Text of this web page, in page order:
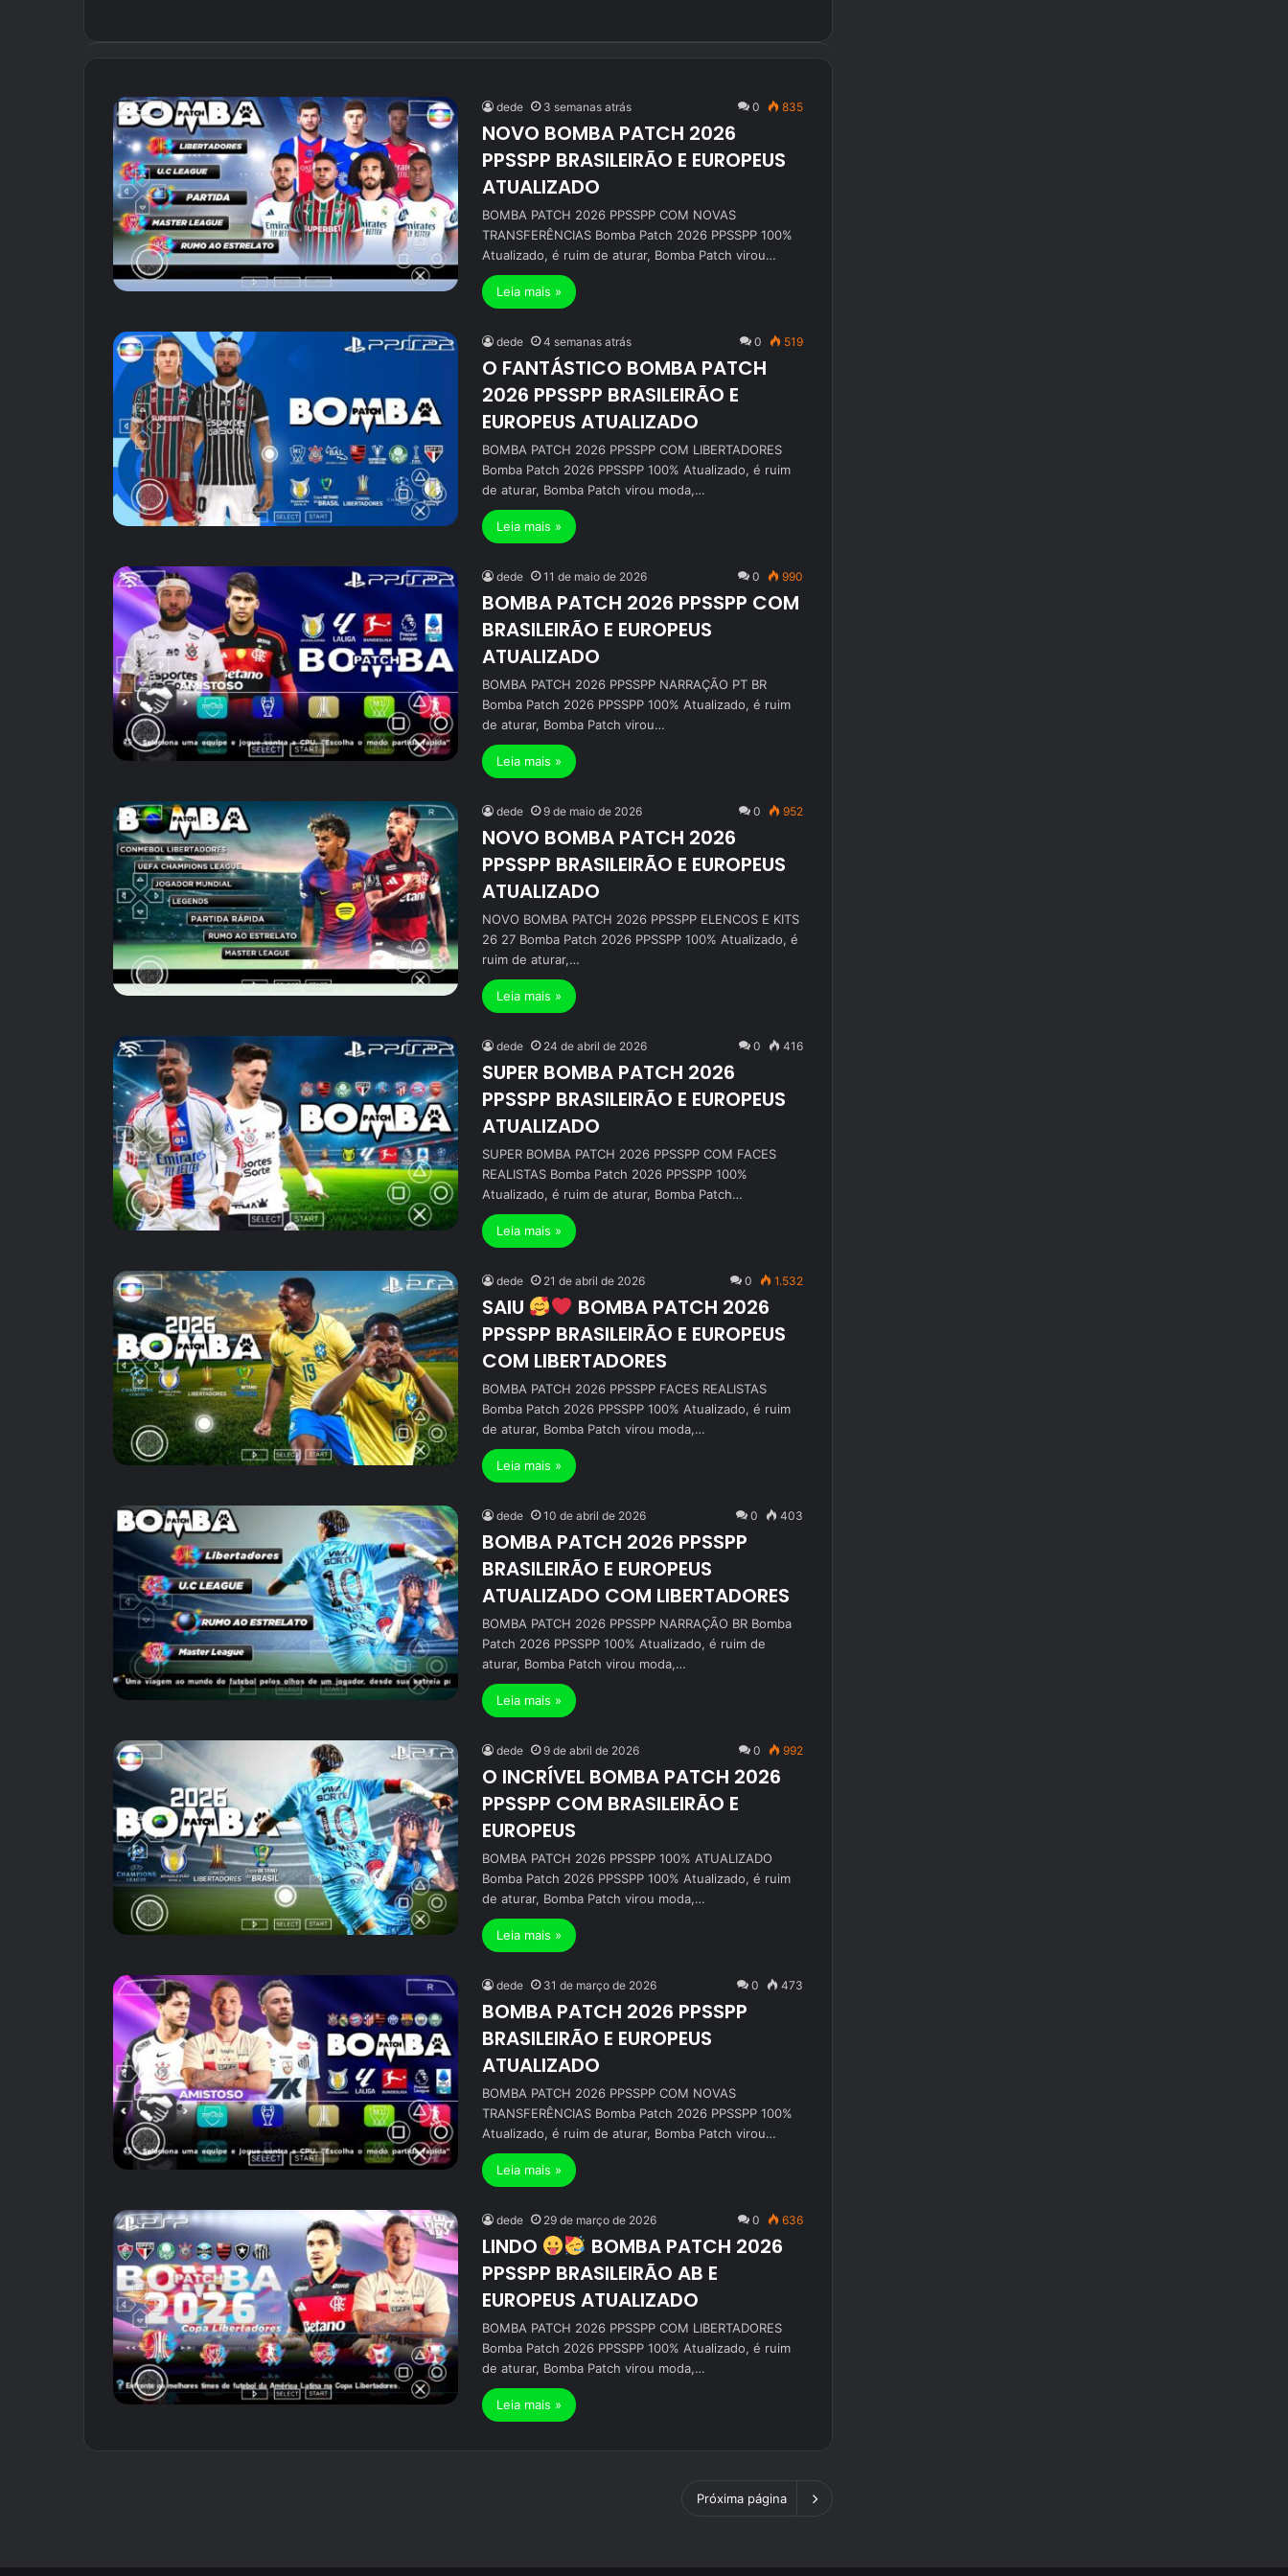
dede 3 semanas atrás 0 835
NOVO BOMBA PATCH 2026
PPSSPP BRASILEIRÃO E EUROPEUS
ATUALIZADO
BOMBA PATCH 2026 PPSSPP COM NOVAS
TRANSFERÊNCIAS Bomba Patch 2026 PPSSPP 100%
Atualizado, é ruim de aturar, Bomba Patch virou…
Leia mais »
dede 4 semanas atrás 0 519
O FANTÁSTICO BOMBA PATCH
2026 PPSSPP BRASILEIRÃO E
EUROPEUS ATUALIZADO
BOMBA PATCH 2026 PPSSPP COM LIBERTADORES
Bomba Patch 2026 PPSSPP 100% Atualizado, é ruim
de aturar, Bomba Patch virou moda,…
Leia mais »
dede 11 de maio de 2026 0 990
BOMBA PATCH 2026 PPSSPP COM
BRASILEIRÃO E EUROPEUS
ATUALIZADO
BOMBA PATCH 2026 PPSSPP NARRAÇÃO PT BR
Bomba Patch 2026 PPSSPP 100% Atualizado, é ruim
de aturar, Bomba Patch virou…
Leia mais »
dede 9 de maio de 2026 0 952
NOVO BOMBA PATCH 2026
PPSSPP BRASILEIRÃO E EUROPEUS
ATUALIZADO
NOVO BOMBA PATCH 2026 PPSSPP ELENCOS E KITS
26 27 Bomba Patch 2026 PPSSPP 100% Atualizado, é
ruim de aturar,…
Leia mais »
dede 24 de abril de 2026 0 416
SUPER BOMBA PATCH 2026
PPSSPP BRASILEIRÃO E EUROPEUS
ATUALIZADO
SUPER BOMBA PATCH 2026 PPSSPP COM FACES
REALISTAS Bomba Patch 2026 PPSSPP 100%
Atualizado, é ruim de aturar, Bomba Patch…
Leia mais »
dede 21 de abril de 2026 0 1.532
SAIU
BOMBA PATCH 2026
PPSSPP BRASILEIRÃO E EUROPEUS
COM LIBERTADORES
BOMBA PATCH 2026 PPSSPP FACES REALISTAS
Bomba Patch 2026 PPSSPP 100% Atualizado, é ruim
de aturar, Bomba Patch virou moda,…
Leia mais »
dede 10 de abril de 2026 0 403
BOMBA PATCH 2026 PPSSPP
BRASILEIRÃO E EUROPEUS
ATUALIZADO COM LIBERTADORES
BOMBA PATCH 2026 PPSSPP NARRAÇÃO BR Bomba
Patch 2026 PPSSPP 100% Atualizado, é ruim de
aturar, Bomba Patch virou moda,…
Leia mais »
dede 9 de abril de 2026 0 992
O INCRÍVEL BOMBA PATCH 2026
PPSSPP COM BRASILEIRÃO E
EUROPEUS
BOMBA PATCH 2026 PPSSPP 100% ATUALIZADO
Bomba Patch 2026 PPSSPP 100% Atualizado, é ruim
de aturar, Bomba Patch virou moda,…
Leia mais »
dede 31 de março de 2026 0 473
BOMBA PATCH 2026 PPSSPP
BRASILEIRÃO E EUROPEUS
ATUALIZADO
BOMBA PATCH 2026 PPSSPP COM NOVAS
TRANSFERÊNCIAS Bomba Patch 2026 PPSSPP 100%
Atualizado, é ruim de aturar, Bomba Patch virou…
Leia mais »
dede 29 de março de 2026 0 636
LINDO
BOMBA PATCH 2026
PPSSPP BRASILEIRÃO AB E
EUROPEUS ATUALIZADO
BOMBA PATCH 2026 PPSSPP COM LIBERTADORES
Bomba Patch 2026 PPSSPP 100% Atualizado, é ruim
de aturar, Bomba Patch virou moda,…
Leia mais »
Próxima página